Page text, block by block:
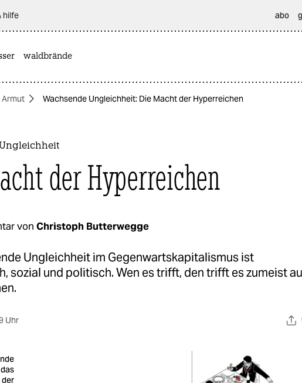
hilfe abo
waldbrände
Armut Wachsende Ungleichheit: Die Macht der Hyperreichen
der Hyperreichen
von Christoph Butterwegge
Ungleichheit im Gegenwartskapitalismus ist
sozial und politisch. Wen es trifft, den trifft es zumeist
Uhr
der